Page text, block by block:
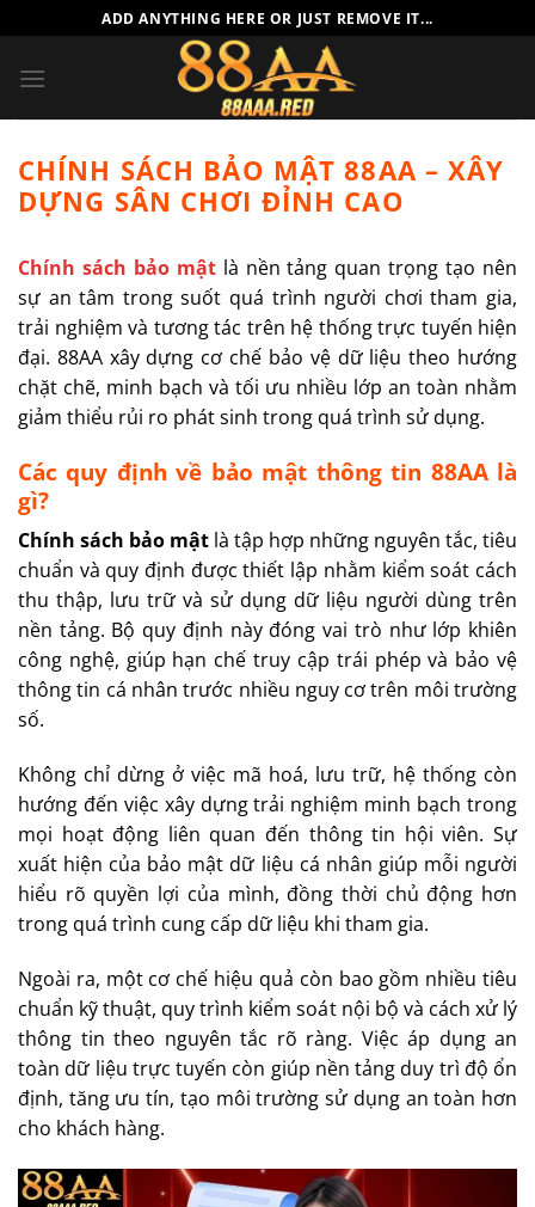
đến
nội
ADD ANYTHING HERE OR JUST REMOVE IT...
CHÍNH SÁCH BẢO MẬT 88AA – XÂY
DỰNG SÂN CHƠI ĐỈNH CAO
Chính sách bảo mậtlà nền tảng quan trọng tạo nên
sự an tâm trong suốt quá trình người chơi tham gia,
trải nghiệm và tương tác trên hệ thống trực tuyến hiện
đại. 88AA xây dựng cơ chế bảo vệ dữ liệu theo hướng
chặt chẽ, minh bạch và tối ưu nhiều lớp an toàn nhằm
giảm thiểu rủi ro phát sinh trong quá trình sử dụng.
Các quy định về bảo mật thông tin 88AA là
gì?
Chính sách bảo mật là tập hợp những nguyên tắc, tiêu
chuẩn và quy định được thiết lập nhằm kiểm soát cách
thu thập, lưu trữ và sử dụng dữ liệu người dùng trên
nền tảng. Bộ quy định này đóng vai trò như lớp khiên
công nghệ, giúp hạn chế truy cập trái phép và bảo vệ
thông tin cá nhân trước nhiều nguy cơ trên môi trường
số.
Không chỉ dừng ở việc mã hoá, lưu trữ, hệ thống còn
hướng đến việc xây dựng trải nghiệm minh bạch trong
mọi hoạt động liên quan đến thông tin hội viên. Sự
xuất hiện của bảo mật dữ liệu cá nhân giúp mỗi người
hiểu rõ quyền lợi của mình, đồng thời chủ động hơn
trong quá trình cung cấp dữ liệu khi tham gia.
Ngoài ra, một cơ chế hiệu quả còn bao gồm nhiều tiêu
chuẩn kỹ thuật, quy trình kiểm soát nội bộ và cách xử lý
thông tin theo nguyên tắc rõ ràng. Việc áp dụng an
toàn dữ liệu trực tuyến còn giúp nền tảng duy trì độ ổn
định, tăng ưu tín, tạo môi trường sử dụng an toàn hơn
cho khách hàng.